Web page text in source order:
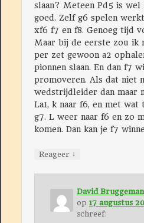
slaan? Meteen Pd5 is wel
goed. Zelf g6 spelen
xf6 f7 en f8. Genoeg tijd
Maar bij de eerste zou ik
per zet gewoon a2
pionnen slaan. En dan f7
promoveren. Als dat niet
wedstrijdleider dan maar
La1, k naar f6, en met wat
g7. L weer naar f6 en zo
komen. Dan kan je f7
Reageer ↓
David Bruggeman
op 17 augustus
schreef: